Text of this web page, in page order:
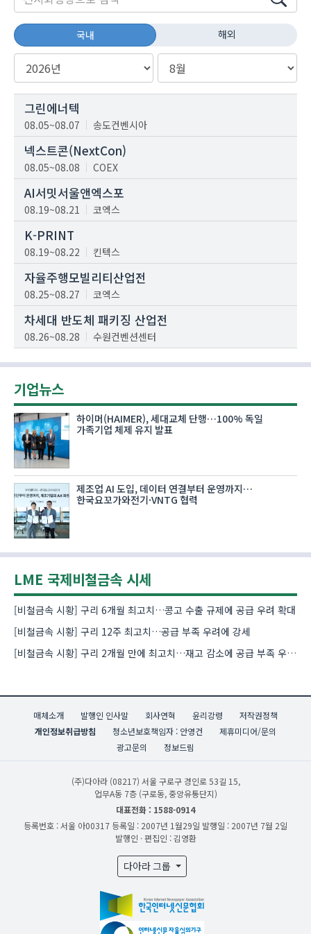
국내 해외
그린에너텍
08.05~08.07 송도컨벤시아
넥스트콘(NextCon)
08.05~08.08 COEX
AI서밋서울앤엑스포
08.19~08.21 코엑스
K-PRINT
08.19~08.22 킨텍스
자율주행모빌리티산업전
08.25~08.27 코엑스
차세대 반도체 패키징 산업전
08.26~08.28 수원컨벤션센터
기업뉴스
하이머(HAIMER), 세대교체 단행…100% 독일
가족기업 체제 유지 발표
제조업 AI 도입, 데이터 연결부터 운영까지…
한국요꼬가와전기·VNTG 협력
LME 국제비철금속 시세
[비철금속 시황] 구리 6개월 최고치…콩고 수출 규제에 공급 우려 확대
[비철금속 시황] 구리 12주 최고치…공급 부족 우려에 강세
[비철금속 시황] 구리 2개월 만에 최고치…재고 감소에 공급 부족 우려 확대
매체소개 발행인 인사말 회사연혁 윤리강령
저작권정책
개인정보취급방침
청소년보호책임자 : 안영건
제휴미디어/문의
광고문의
정보드림
(주)다아라 (08217) 서울 구로구 경인로 53길 15,
업무A동 7층 (구로동, 중앙유통단지)
대표전화 : 1588-0914
등록번호 : 서울 아00317 등록일 : 2007년 1월29일 발행일 : 2007년 7월 2일
발행인 · 편집인 : 김영환
다아라 그룹